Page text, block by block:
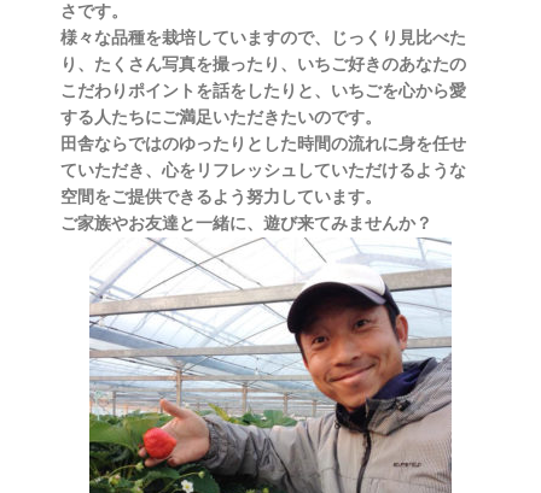
さです。
様々な品種を栽培していますので、じっくり見比べた
り、たくさん写真を撮ったり、いちご好きのあなたの
こだわりポイントを話をしたりと、いちごを心から愛
する人たちにご満足いただきたいのです。
田舎ならではのゆったりとした時間の流れに身を任せ
ていただき、心をリフレッシュしていただけるような
空間をご提供できるよう努力しています。
ご家族やお友達と一緒に、遊び来てみませんか？